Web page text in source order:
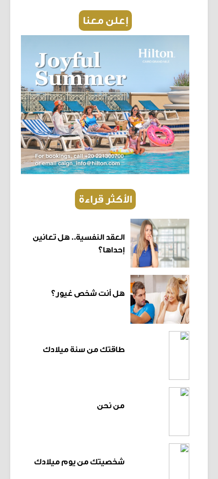
إعلن معنا
الأكثر قراءة
العقد النفسية.. هل تعانين
إحداها؟
هل أنت شخص غيور؟
طاقتك من سنة ميلادك
من نحن
شخصيتك من يوم ميلادك